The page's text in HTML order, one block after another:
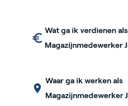
Wat ga ik verdienen als
Magazijnmedewerker
Waar ga ik werken als
Magazijnmedewerker